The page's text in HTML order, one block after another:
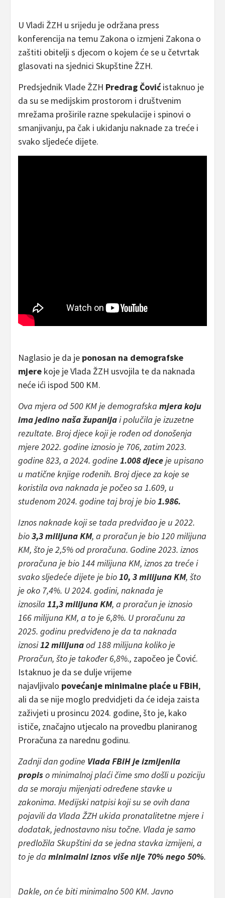
U Vladi ŽZH u srijedu je održana press
konferencija na temu Zakona o izmjeni Zakona o
zaštiti obitelji s djecom o kojem će se u četvrtak
glasovati na sjednici Skupštine ŽZH.
Predsjednik Vlade ŽZH Predrag Čovićistaknuo je
da su se medijskim prostorom i društvenim
mrežama proširile razne spekulacije i spinovi o
smanjivanju, pa čak i ukidanju naknade za treće i
svako sljedeće dijete.
Naglasio je da je ponosan na demografske
mjere koje je Vlada ŽZH usvojila te da naknada
neće ići ispod 500 KM.
Ova mjera od 500 KM je demografska mjera koju
ima jedino naša županijai polučila je izuzetne
rezultate. Broj djece koji je rođen od donošenja
mjere 2022. godine iznosio je 706, zatim 2023.
godine 823, a 2024. godine 1.008 djeceje upisano
u matične knjige rođenih. Broj djece za koje se
koristila ova naknada je počeo sa 1.609, u
studenom 2024. godine taj broj je bio1.986.
Iznos naknade koji se tada predviđao je u 2022.
bio3,3 milijuna KM, a proračun je bio 120 milijuna
KM, što je 2,5% od proračuna. Godine 2023. iznos
proračuna je bio 144 milijuna KM, iznos za treće i
svako sljedeće dijete je bio10, 3 milijuna KM, što
je oko 7,4%. U 2024. godini, naknada je
iznosila 11,3 milijuna KM, a proračun je iznosio
166 milijuna KM, a to je 6,8%. U proračunu za
2025. godinu predviđeno je da ta naknada
iznosi12 milijunaod 188 milijuna koliko je
Proračun, što je također 6,8%., započeo je Čović.
Istaknuo je da se dulje vrijeme
najavljivalo povećanje minimalne plaće u FBiH,
ali da se nije moglo predvidjeti da će ideja zaista
zaživjeti u prosincu 2024. godine, što je, kako
ističe, značajno utjecalo na provedbu planiranog
Proračuna za narednu godinu.
Zadnji dan godine Vlada FBiH je izmijenila
propiso minimalnoj plaći čime smo došli u poziciju
da se moraju mijenjati određene stavke u
zakonima. Medijski natpisi koji su se ovih dana
pojavili da Vlada ŽZH ukida pronatalitetne mjere i
dodatak, jednostavno nisu točne. Vlada je samo
predložila Skupštini da se jedna stavka izmijeni, a
to je da minimalni iznos više nije 70% nego 50%.
Dakle, on će biti minimalno 500 KM. Javno